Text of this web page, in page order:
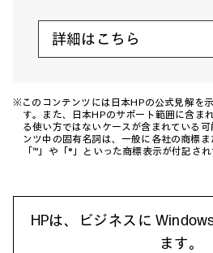
詳細はこちら
※このコンテンツには日本HPの公式見解を
す。また、日本HPのサポート範囲に含ま
る使い方ではないケースが含まれている
ンツ中の固有名詞は、一般に各社の商標
「™」や「®」といった商標表示が付記され
HPは、ビジネスに
ます。